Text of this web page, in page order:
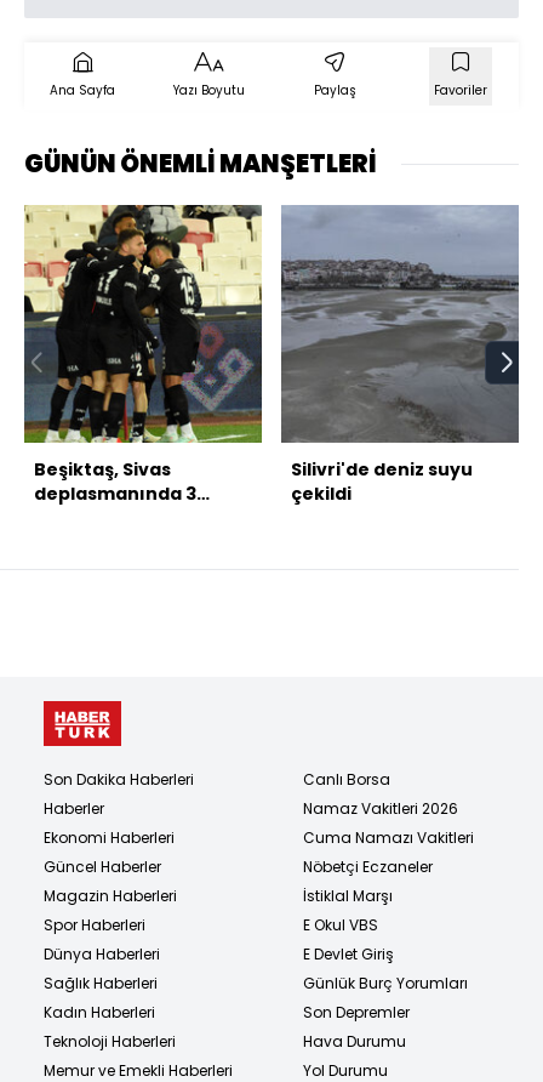
Ana Sayfa Yazı Boyutu Paylaş Favoriler
GÜNÜN ÖNEMLİ MANŞETLERİ
Beşiktaş, Sivas
deplasmanında 3
Silivri'de deniz suyu
çekildi
Son Dakika Haberleri
Haberler
Ekonomi Haberleri
Güncel Haberler
Magazin Haberleri
Spor Haberleri
Dünya Haberleri
Sağlık Haberleri
Kadın Haberleri
Teknoloji Haberleri
Memur ve Emekli Haberleri
Canlı Borsa
Namaz Vakitleri 2026
Cuma Namazı Vakitleri
Nöbetçi Eczaneler
İstiklal Marşı
E Okul VBS
E Devlet Giriş
Günlük Burç Yorumları
Son Depremler
Hava Durumu
Yol Durumu